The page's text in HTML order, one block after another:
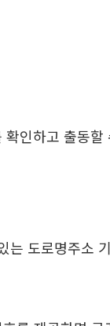
인하고 출동할
는 도로명주소